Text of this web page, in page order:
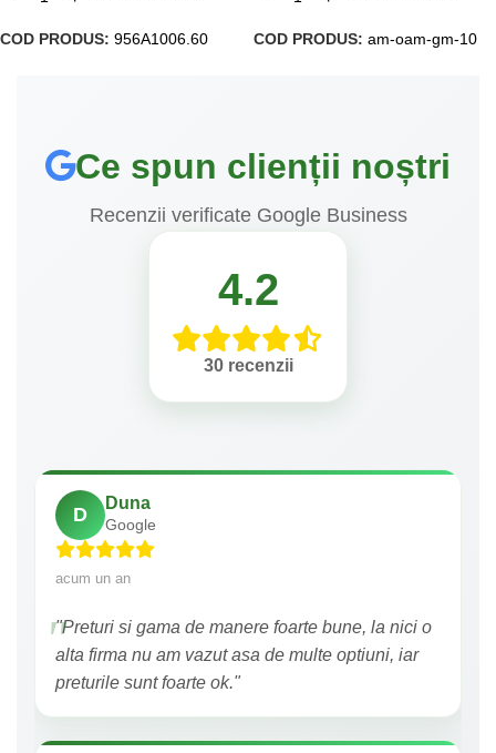
COD PRODUS: 956A1006.60 COD PRODUS: am-oam-gm-10
Ce spun clienții noștri
Recenzii verificate Google Business
4.2
30 recenzii
D
Duna
Google
acum un an
"Preturi si gama de manere foarte bune, la nici o
alta firma nu am vazut asa de multe optiuni, iar
preturile sunt foarte ok."